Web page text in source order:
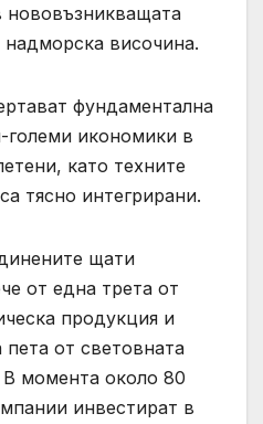
нововъзникващата
височина.
фундаментална
големи икономики в
като техните
тясно интегрирани.
щати
от една трета от
продукция и
от световната
В момента около 80
инвестират в